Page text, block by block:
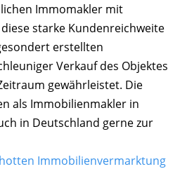
Immomakler mit
starke Kundenreichweite
erstellten
Verkauf des Objektes
gewährleistet. Die
als Immobilienmakler in
in Deutschland gerne zur
Immobilienvermarktung